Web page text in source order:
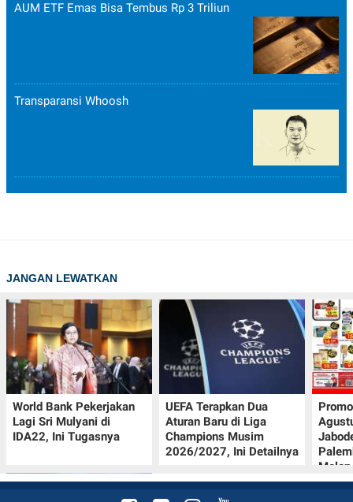
AUM ETF Emas Bisa Tembus Rp 3 Triliun
Transparansi Whoosh
JANGAN LEWATKAN
World Bank Pekerjakan
Lagi Sri Mulyani di
IDA22, Ini Tugasnya
UEFA Terapkan Dua
Aturan Baru di Liga
Champions Musim
2026/2027, Ini Detailnya